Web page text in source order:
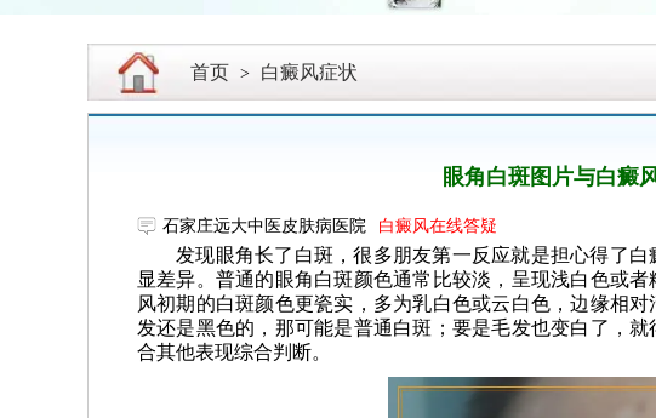
首页 > 白癜风症状
眼角白斑图片与白癜
石家庄远大中医皮肤病医院 白癜风在线答疑
发现眼角长了白斑，很多朋友第一反应就是担心得了
显差异。普通的眼角白斑颜色通常比较淡，呈现浅白色或
风初期的白斑颜色更瓷实，多为乳白色或云白色，边缘相
发还是黑色的，那可能是普通白斑；要是毛发也变白了，
合其他表现综合判断。